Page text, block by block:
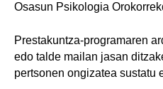
Osasun Psikologia
Prestakuntza-programaren
edo talde mailan jasan
pertsonen ongizatea sustatu